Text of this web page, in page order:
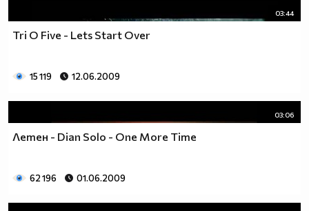
03:44
Tri O Five - Lets Start Over
15 119 12.06.2009
03:06
Летен - Dian Solo - One More Time
62 196 01.06.2009